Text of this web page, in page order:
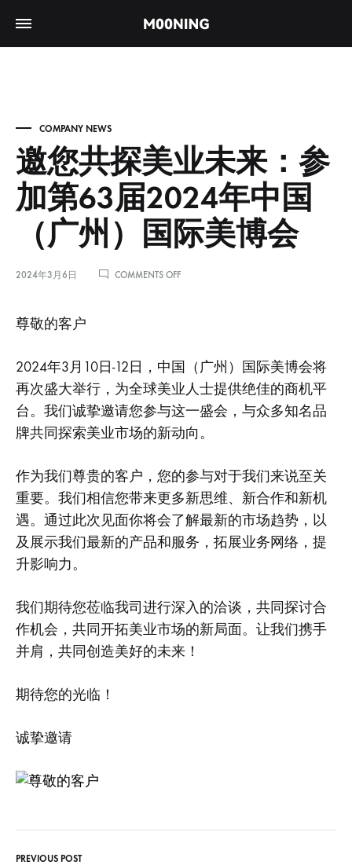
COMPANY NEWS
邀您共探美业未来：参
加第63届2024年中国
（广州）国际美博会
2024年3月6日 COMMENTS OFFON
业
未
来：
加
第
2024
年
中
国
（广
州）
博
会
尊敬的客户
2024年3月10日-12日，中国（广州）国际美博会将
再次盛大举行，为全球美业人士提供绝佳的商机平
台。我们诚挚邀请您参与这一盛会，与众多知名品
牌共同探索美业市场的新动向。
作为我们尊贵的客户，您的参与对于我们来说至关
重要。我们相信您带来更多新思维、新合作和新机
遇。通过此次见面你将会了解最新的市场趋势，以
及展示我们最新的产品和服务，拓展业务网络，提
升影响力。
我们期待您莅临我司进行深入的洽谈，共同探讨合
作机会，共同开拓美业市场的新局面。让我们携手
并肩，共同创造美好的未来！
期待您的光临！
诚挚邀请
PREVIOUS POST